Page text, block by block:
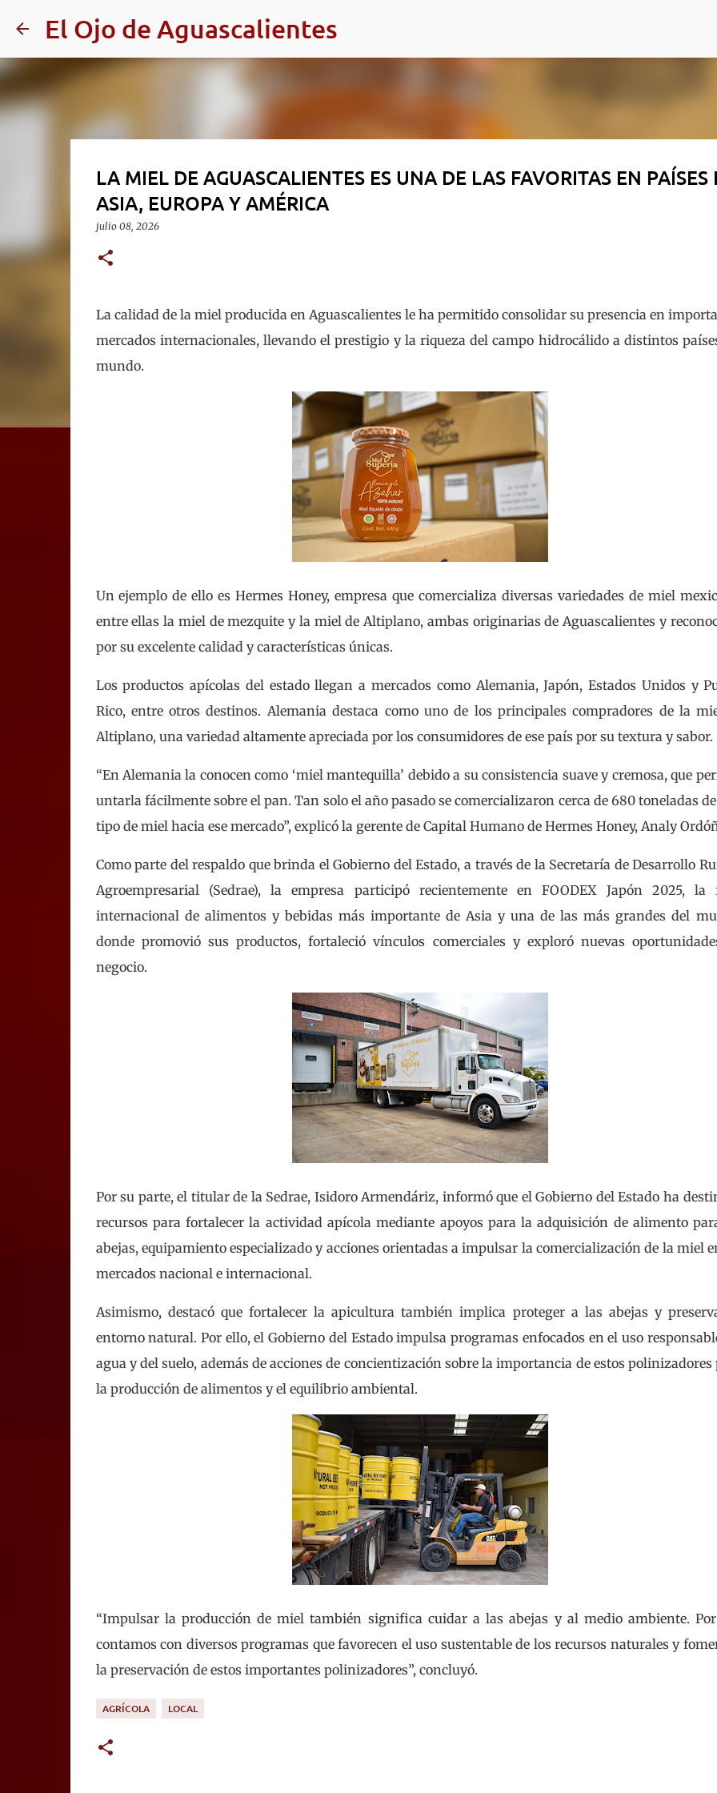
El Ojo de Aguascalientes
LA MIEL DE AGUASCALIENTES ES UNA DE LAS FAVORITAS EN PAÍSES
ASIA, EUROPA Y AMÉRICA
julio 08, 2026
La calidad de la miel producida en Aguascalientes le ha permitido consolidar su presencia en
mercados internacionales, llevando el prestigio y la riqueza del campo hidrocálido a distintos
mundo.
Un ejemplo de ello es Hermes Honey, empresa que comercializa diversas variedades de miel
entre ellas la miel de mezquite y la miel de Altiplano, ambas originarias de Aguascalientes y
por su excelente calidad y características únicas.
Los productos apícolas del estado llegan a mercados como Alemania, Japón, Estados Unidos y
Rico, entre otros destinos. Alemania destaca como uno de los principales compradores de la
Altiplano, una variedad altamente apreciada por los consumidores de ese país por su textura y sabor.
“En Alemania la conocen como ‘miel mantequilla’ debido a su consistencia suave y cremosa, que
untarla fácilmente sobre el pan. Tan solo el año pasado se comercializaron cerca de 680 toneladas de
tipo de miel hacia ese mercado”, explicó la gerente de Capital Humano de Hermes Honey, Analy
Como parte del respaldo que brinda el Gobierno del Estado, a través de la Secretaría de Desarrollo
Agroempresarial (Sedrae), la empresa participó recientemente en FOODEX Japón 2025, la
internacional de alimentos y bebidas más importante de Asia y una de las más grandes del
donde promovió sus productos, fortaleció vínculos comerciales y exploró nuevas
negocio.
Por su parte, el titular de la Sedrae, Isidoro Armendáriz, informó que el Gobierno del Estado ha
recursos para fortalecer la actividad apícola mediante apoyos para la adquisición de alimento
abejas, equipamiento especializado y acciones orientadas a impulsar la comercialización de la miel
mercados nacional e internacional.
Asimismo, destacó que fortalecer la apicultura también implica proteger a las abejas y
entorno natural. Por ello, el Gobierno del Estado impulsa programas enfocados en el uso
agua y del suelo, además de acciones de concientización sobre la importancia de estos polinizadores
la producción de alimentos y el equilibrio ambiental.
“Impulsar la producción de miel también significa cuidar a las abejas y al medio ambiente.
contamos con diversos programas que favorecen el uso sustentable de los recursos naturales y
la preservación de estos importantes polinizadores”, concluyó.
AGRÍCOLA LOCAL